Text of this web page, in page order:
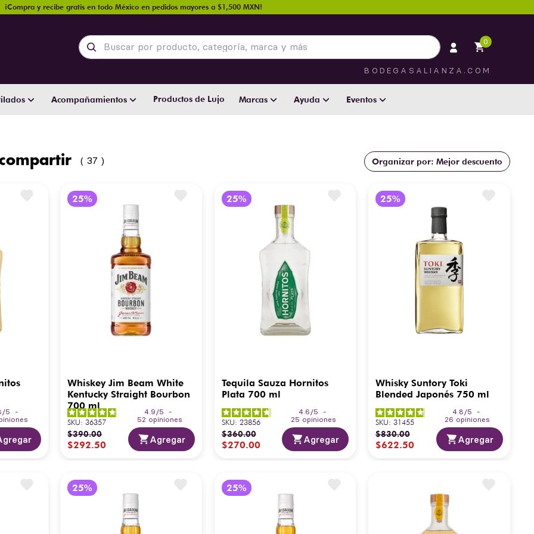
¡Compra y recibe gratis en todo México en pedidos mayores a $1,500 MXN!
Buscar por producto, categoría, marca y más 0
BODEGASALIANZA.COM
Acompañamientos Productos de Lujo Marcas Ayuda Eventos
37 Mejor descuento
/5
-
Whiskey Jim Beam White
Kentucky Straight Bourbon
700 ml
4.9 /5
-
52 opiniones
SKU:36357
$390.00
$292.50 Agregar
Tequila Sauza Hornitos
Plata 700 ml
4.6 /5
-
25 opiniones
SKU: 23856
$360.00
$270.00 Agregar
Whisky Suntory Toki
Blended Japonés 750 ml
4.8 /5
-
26 opiniones
SKU:31455
$830.00
$622.50 Agregar